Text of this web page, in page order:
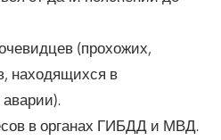
(прохожих,
находящихся в
в органах ГИБДД и МВД.